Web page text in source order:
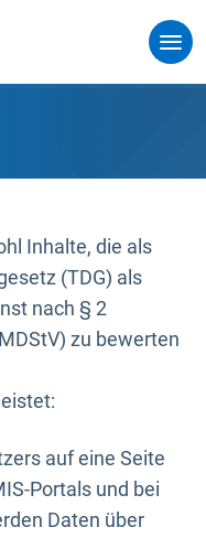
Inhalte, die als
(TDG) als
nach § 2
zu bewerten
auf eine Seite
Portals und bei
Daten über